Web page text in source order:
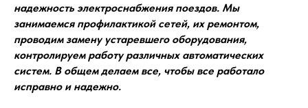
надежность электроснабжения поездов. Мы
занимаемся профилактикой сетей, их ремонтом,
проводим замену устаревшего оборудования,
контролируем работу различных автоматических
систем. В общем делаем все, чтобы все работало
исправно и надежно.